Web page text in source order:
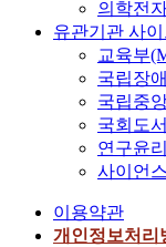
의학전
유관기관 사
교육부
국립장
국립중
국회도
연구윤
사이언
이용약관
개인정보처리